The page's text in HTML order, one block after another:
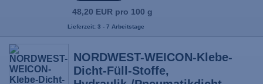
48,20 EUR pro 100 g
Lieferzeit: 3 - 7 Arbeitstage
NORDWEST-WEICON-Klebe-
Dicht-Füll-Stoffe,